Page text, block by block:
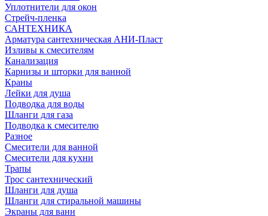
Уплотнители для окон
Стрейч-пленка
САНТЕХНИКА
Арматура сантехническая АНИ-Пласт
Изливы к смесителям
Канализация
Карнизы и шторки для ванной
Краны
Лейки для душа
Подводка для воды
Шланги для газа
Подводка к смесителю
Разное
Смесители для ванной
Смесители для кухни
Трапы
Трос сантехнический
Шланги для душа
Шланги для стиральной машины
Экраны для ванн